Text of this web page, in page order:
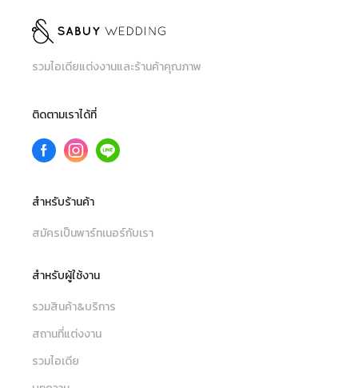
รวมไอเดียแต่งงานและร้านค้าคุณภาพ
ติดตามเราได้ที่
สำหรับร้านค้า
สมัครเป็นพาร์ทเนอร์กับเรา
สำหรับผู้ใช้งาน
รวมสินค้า&บริการ
สถานที่แต่งงาน
รวมไอเดีย